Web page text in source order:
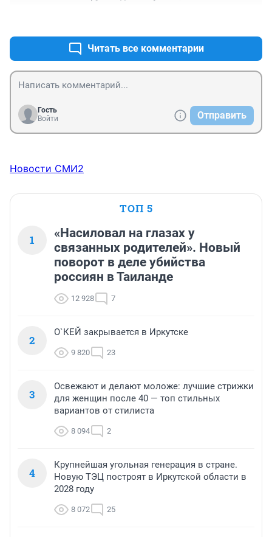
Читать все комментарии
Гость
Войти
Отправить
Новости СМИ2
ТОП 5
1
«Насиловал на глазах у
связанных родителей». Новый
поворот в деле убийства
россиян в Таиланде
12 928 7
2
О`КЕЙ закрывается в Иркутске
9 820 23
3
Освежают и делают моложе: лучшие стрижки
для женщин после 40 — топ стильных
вариантов от стилиста
8 094 2
4
Крупнейшая угольная генерация в стране.
Новую ТЭЦ построят в Иркутской области в
2028 году
8 072 25